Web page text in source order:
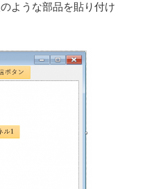
ような部品を貼り付け